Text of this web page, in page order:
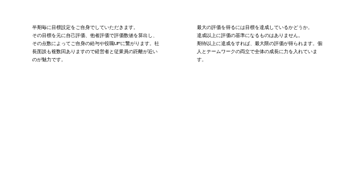
半期毎に目標設定をご自身でしていただきます。
その目標を元に自己評価、他者評価で評価数値を算出し、
その点数によってご自身の給与や役職UPに繋がります。社
長面談も複数回ありますので経営者と従業員の距離が近い
のが魅力です。
最大の評価を得るには目標を達成しているかどうか。
達成以上に評価の基準になるものはありません。
期待以上に達成をすれば、最大限の評価が得られます。個
人とテームワークの両立で全体の成長に力を入れていま
す。